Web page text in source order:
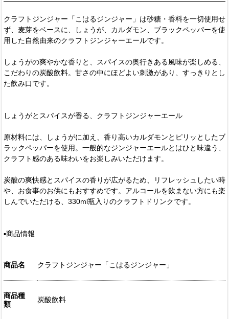
クラフトジンジャー「こはるジンジャー」は砂糖・香料を一切使用せ
ず、麦芽をベースに、しょうが、カルダモン、ブラックペッパーを使
用した自然由来のクラフトジンジャーエールです。
しょうがの爽やかな香りと、スパイスの奥行きある風味が楽しめる、
こだわりの炭酸飲料。甘さの中にほどよい刺激があり、すっきりとし
た飲み口です。
しょうがとスパイスが香る、クラフトジンジャーエール
原材料には、しょうがに加え、香り高いカルダモンとピリッとしたブ
ラックペッパーを使用。一般的なジンジャーエールとはひと味違う、
クラフト感のある味わいをお楽しみいただけます。
炭酸の爽快感とスパイスの香りが広がるため、リフレッシュしたい時
や、お食事のお供にもおすすめです。アルコールを飲まない方にも楽
しんでいただける、330ml瓶入りのクラフトドリンクです。
▪️商品情報
商品名 クラフトジンジャー「こはるジンジャー」
商品種
類
炭酸飲料